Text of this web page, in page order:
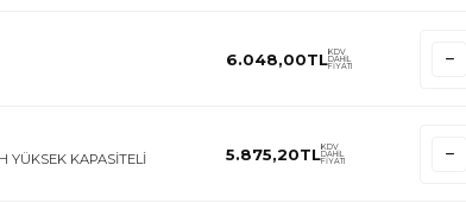
6.048,00TLKDV
DAHİL
FİYATI
KAPASİTELİ
5.875,20TLKDV
DAHİL
FİYATI